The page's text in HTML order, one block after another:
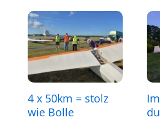
4 x 50km = stolz
wie Bolle